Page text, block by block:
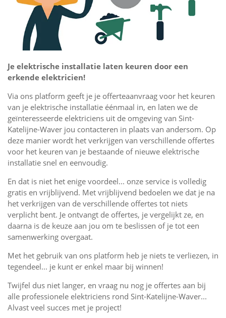
Je elektrische installatie laten keuren door een
erkende elektricien!
Via ons platform geeft je je offerteaanvraag voor het keuren
van je elektrische installatie éénmaal in, en laten we de
geïnteresseerde elektriciens uit de omgeving van Sint-
Katelijne-Waver jou contacteren in plaats van andersom. Op
deze manier wordt het verkrijgen van verschillende offertes
voor het keuren van je bestaande of nieuwe elektrische
installatie snel en eenvoudig.
En dat is niet het enige voordeel... onze service is volledig
gratis en vrijblijvend. Met vrijblijvend bedoelen we dat je na
het verkrijgen van de verschillende offertes tot niets
verplicht bent. Je ontvangt de offertes, je vergelijkt ze, en
daarna is de keuze aan jou om te beslissen of je tot een
samenwerking overgaat.
Met het gebruik van ons platform heb je niets te verliezen, in
tegendeel... je kunt er enkel maar bij winnen!
Twijfel dus niet langer, en vraag nu nog je offertes aan bij
alle professionele elektriciens rond Sint-Katelijne-Waver...
Alvast veel succes met je project!